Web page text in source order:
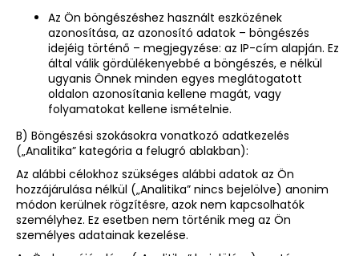
Az Ön böngészéshez használt eszközének
azonosítása, az azonosító adatok – böngészés
idejéig történő – megjegyzése: az IP-cím alapján. Ez
által válik gördülékenyebbé a böngészés, e nélkül
ugyanis Önnek minden egyes meglátogatott
oldalon azonosítania kellene magát, vagy
folyamatokat kellene ismételnie.
B) Böngészési szokásokra vonatkozó adatkezelés
(„Analitika” kategória a felugró ablakban):
Az alábbi célokhoz szükséges alábbi adatok az Ön
hozzájárulása nélkül („Analitika” nincs bejelölve) anonim
módon kerülnek rögzítésre, azok nem kapcsolhatók
személyhez. Ez esetben nem történik meg az Ön
személyes adatainak kezelése.